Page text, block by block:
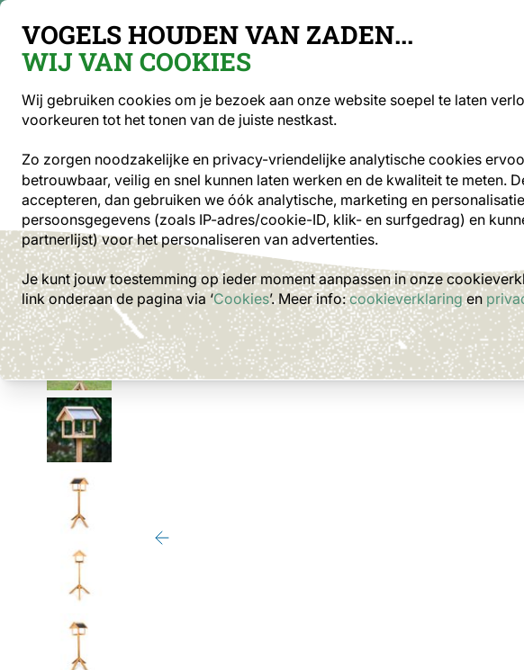
VOGELS HOUDEN VAN ZADEN...
WIJ VAN COOKIES
Wij gebruiken cookies om je bezoek aan onze website soepel te laten
voorkeuren tot het tonen van de juiste nestkast.
Zo zorgen noodzakelijke en privacy-vriendelijke analytische cookies
betrouwbaar, veilig en snel kunnen laten werken en de kwaliteit te meten.
accepteren, dan gebruiken we óók analytische, marketing en
persoonsgegevens (zoals IP-adres/cookie-ID, klik- en surfgedrag) en
partnerlijst) voor het personaliseren van advertenties.
Je kunt jouw toestemming op ieder moment aanpassen in onze
link onderaan de paginavia ‘Cookies’. Meer info:cookieverklaringen
Vogelvoer Voederhuisjes en -silo's
Voederhuisjes en -silo's Voedertafels Voederhuis op paal Georgetown